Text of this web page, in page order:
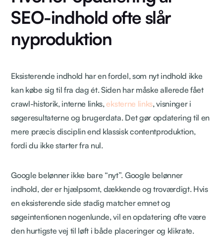
SEO-indhold ofte slår
nyproduktion
Eksisterende indhold har en fordel, som nyt indhold ikke
kan købe sig til fra dag ét. Siden har måske allerede fået
crawl-historik, interne links,eksterne links, visninger i
søgeresultaterne og brugerdata. Det gør opdatering til en
mere præcis disciplin end klassisk contentproduktion,
fordi du ikke starter fra nul.
Google belønner ikke bare “nyt”. Google belønner
indhold, der er hjælpsomt, dækkende og troværdigt. Hvis
en eksisterende side stadig matcher emnet og
søgeintentionen nogenlunde, vil en opdatering ofte være
den hurtigste vej til løft i både placeringer og klikrate.